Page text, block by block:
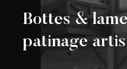
Bottes &
patinage